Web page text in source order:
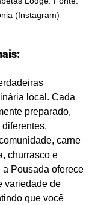
(Instagram)
local. Cada
preparado,
carne
churrasco e
a Pousada oferece
variedade de
que você